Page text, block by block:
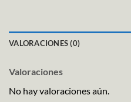
VALORACIONES (0)
Valoraciones
No hay valoraciones aún.